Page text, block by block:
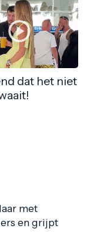
dat het niet
met
en grijpt